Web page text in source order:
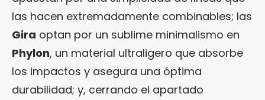
las hacen extremadamente combinables; las
Gira optan por un sublime minimalismo en
Phylon, un material ultraligero que absorbe
los impactos y asegura una óptima
durabilidad; y, cerrando el apartado